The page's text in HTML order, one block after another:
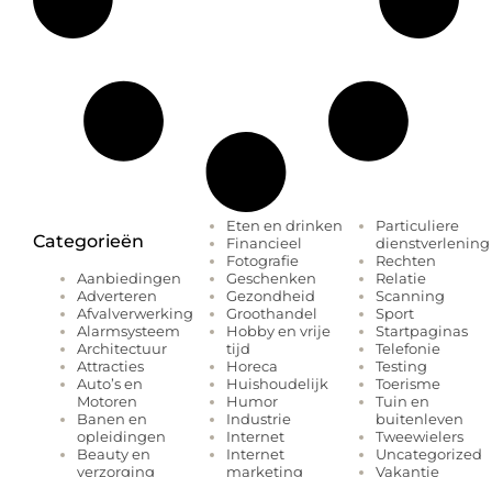
Categorieën
Aanbiedingen
Adverteren
Afvalverwerking
Alarmsysteem
Architectuur
Attracties
Auto’s en
Motoren
Banen en
opleidingen
Beauty en
verzorging
Eten en drinken
Financieel
Fotografie
Geschenken
Gezondheid
Groothandel
Hobby en vrije
tijd
Horeca
Huishoudelijk
Humor
Industrie
Internet
Internet
marketing
Particuliere
dienstverlening
Rechten
Relatie
Scanning
Sport
Startpaginas
Telefonie
Testing
Toerisme
Tuin en
buitenleven
Tweewielers
Uncategorized
Vakantie